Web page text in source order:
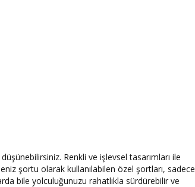
Renkli ve işlevsel tasarımları ile
şortu olarak kullanılabilen özel şortları, sadece
bile yolculuğunuzu rahatlıkla sürdürebilir ve